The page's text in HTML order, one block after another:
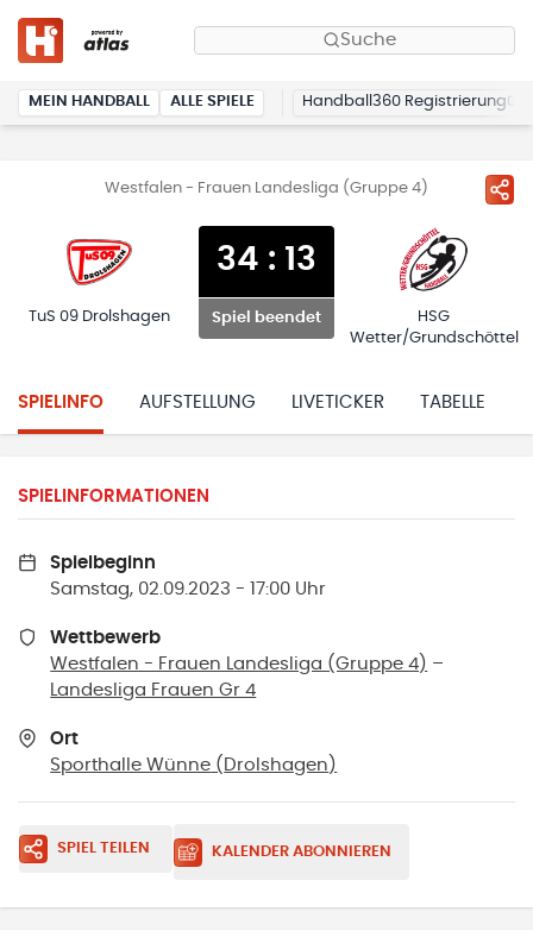
Suche
MEIN HANDBALL ALLE SPIELE Handball360 Registrierung
Westfalen - Frauen Landesliga (Gruppe 4)
TuS 09 Drolshagen
34 : 13
Spiel beendet
HSG
Wetter/Grundschöttel
SPIELINFO AUFSTELLUNG LIVETICKER TABELLE
SPIELINFORMATIONEN
Spielbeginn
Samstag, 02.09.2023 - 17:00 Uhr
Wettbewerb
Westfalen - Frauen Landesliga (Gruppe 4) –
Landesliga Frauen Gr 4
Ort
Sporthalle Wünne ( Drolshagen )
SPIEL TEILEN KALENDER ABONNIEREN